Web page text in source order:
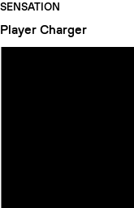
SENSATION
Player Charger